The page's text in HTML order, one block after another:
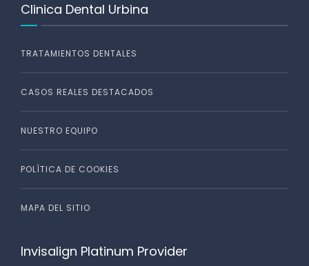
Clinica Dental Urbina
TRATAMIENTOS DENTALES
CASOS REALES DESTACADOS
NUESTRO EQUIPO
POLÍTICA DE COOKIES
MAPA DEL SITIO
Invisalign Platinum Provider